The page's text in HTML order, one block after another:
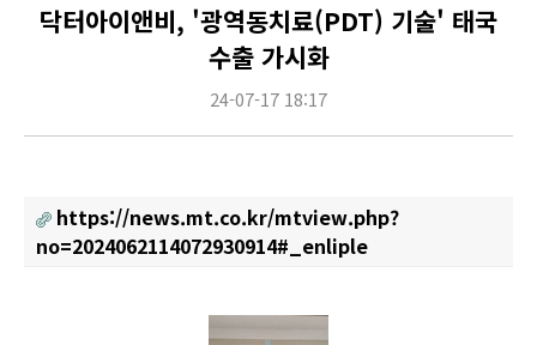
닥터아이앤비, '광역동치료(PDT) 기술' 태국
수출 가시화
24-07-17 18:17
https://news.mt.co.kr/mtview.php?
no=2024062114072930914#_enliple